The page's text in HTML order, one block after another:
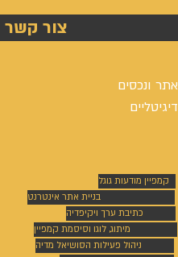
צור קשר
אתר ונכסים
דיגיטליים
קמפיין מודעות גוגל
בניית אתר אינטרנט
כתיבת ערך ויקיפדיה
מיתוג, לוגו וסיסמת קמפיין
ניהול פעילות הסושיאל מדיה